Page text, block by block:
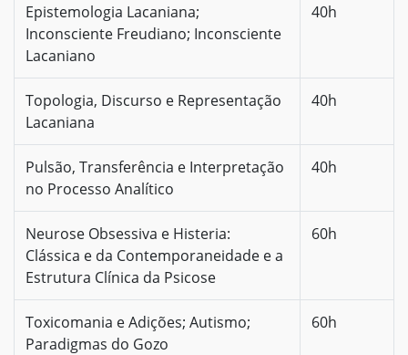
Epistemologia Lacaniana;
Inconsciente Freudiano; Inconsciente
Lacaniano
40h
Topologia, Discurso e Representação
Lacaniana
40h
Pulsão, Transferência e Interpretação
no Processo Analítico
40h
Neurose Obsessiva e Histeria:
Clássica e da Contemporaneidade e a
Estrutura Clínica da Psicose
60h
Toxicomania e Adições; Autismo;
Paradigmas do Gozo
60h